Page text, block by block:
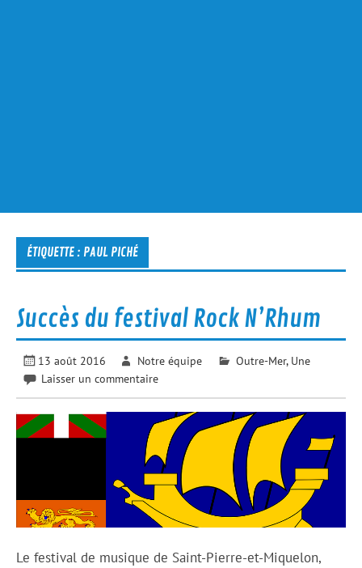
ÉTIQUETTE : PAUL PICHÉ
Succès du festival Rock N’Rhum
13 août 2016 Notre équipe Outre-Mer, Une
Laisser un commentaire
Le festival de musique de Saint-Pierre-et-Miquelon,